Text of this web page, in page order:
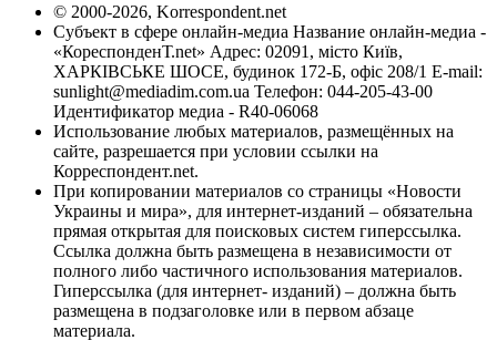
© 2000-2026, Korrespondent.net
Субъект в сфере онлайн-медиа Название онлайн-медиа -
«КореспонденТ.net» Адрес: 02091, місто Київ,
ХАРКІВСЬКЕ ШОСЕ, будинок 172-Б, офіс 208/1 E-mail:
sunlight@mediadim.com.ua Телефон: 044-205-43-00
Идентификатор медиа - R40-06068
Использование любых материалов, размещённых на
сайте, разрешается при условии ссылки на
Корреспондент.net.
При копировании материалов со страницы «Новости
Украины и мира», для интернет-изданий – обязательна
прямая открытая для поисковых систем гиперссылка.
Ссылка должна быть размещена в независимости от
полного либо частичного использования материалов.
Гиперссылка (для интернет- изданий) – должна быть
размещена в подзаголовке или в первом абзаце
материала.